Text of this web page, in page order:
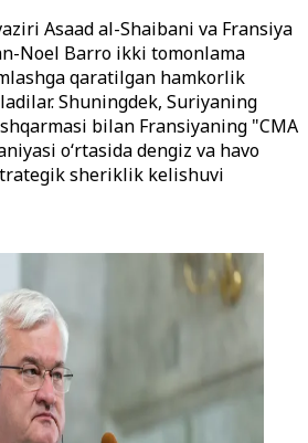
Asaad al-Shaibani va Fransiya
Noel Barro ikki tomonlama
qaratilgan hamkorlik
Shuningdek, Suriyaning
bilan Fransiyaning "CMA
o‘rtasida dengiz va havo
sheriklik kelishuvi